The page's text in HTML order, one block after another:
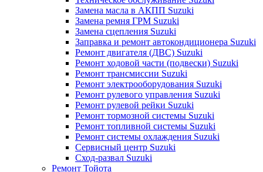
Замена масла в АКПП Suzuki
Замена ремня ГРМ Suzuki
Замена сцепления Suzuki
Заправка и ремонт автокондиционера Suzuki
Ремонт двигателя (ДВС) Suzuki
Ремонт ходовой части (подвески) Suzuki
Ремонт трансмиссии Suzuki
Ремонт электрооборудования Suzuki
Ремонт рулевого управления Suzuki
Ремонт рулевой рейки Suzuki
Ремонт тормозной системы Suzuki
Ремонт топливной системы Suzuki
Ремонт системы охлаждения Suzuki
Сервисный центр Suzuki
Сход-развал Suzuki
Ремонт Тойота